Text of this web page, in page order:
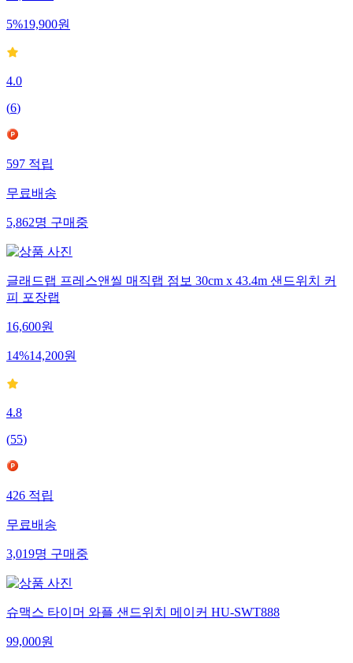
5%19,900원
4.0
(6)
597 적립
무료배송
5,862명 구매중
글래드랩 프레스앤씰 매직랩 점보 30cm x 43.4m 샌드위치 커
피 포장랩
16,600원
14%14,200원
4.8
(55)
426 적립
무료배송
3,019명 구매중
슈맥스 타이머 와플 샌드위치 메이커 HU-SWT888
99,000원